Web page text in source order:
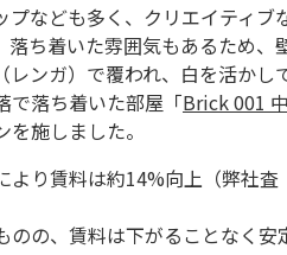
プなども多く、クリエイティブ
落ち着いた雰囲気もあるため、
レンガ）で覆われ、白を活かし
で落ち着いた部屋「Brick 001
施しました。
より賃料は約14%向上（弊社査
のの、賃料は下がることなく安